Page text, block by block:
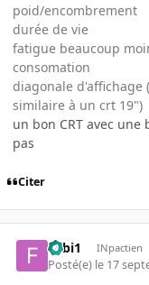
poid/encombrement
durée de vie
fatigue beaucoup
consomation
diagonale d'affichage
similaire à un crt 19")
un bon CRT avec
pas
Citer
Fabi1 INpactien
Posté(e) le 17